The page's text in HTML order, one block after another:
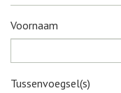
Voornaam
Tussenvoegsel(s)